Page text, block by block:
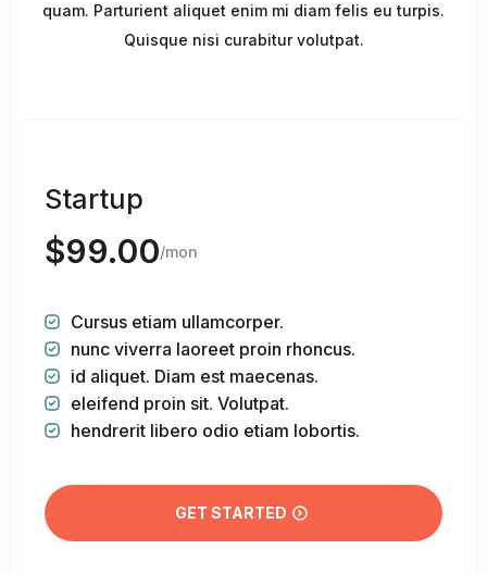
quam. Parturient aliquet enim mi diam felis eu turpis.
Quisque nisi curabitur volutpat.
Startup
$99.00/mon
Cursus etiam ullamcorper.
nunc viverra laoreet proin rhoncus.
id aliquet. Diam est maecenas.
eleifend proin sit. Volutpat.
hendrerit libero odio etiam lobortis.
GET STARTED